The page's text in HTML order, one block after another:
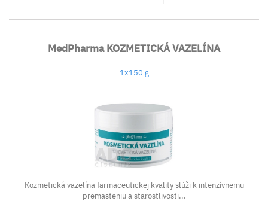
MedPharma KOZMETICKÁ VAZELÍNA
1x150 g
Kozmetická vazelína farmaceutickej kvality slúži k intenzívnemu
premasteniu a starostlivosti...